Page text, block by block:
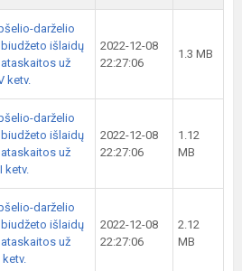
darželio
biudžeto išlaidų
už
ketv.
2022-12-08
22:27:06
1.3 MB
darželio
biudžeto išlaidų
už
ketv.
2022-12-08
22:27:06
1.12
MB
darželio
biudžeto išlaidų
už
ketv.
2022-12-08
22:27:06
2.12
MB